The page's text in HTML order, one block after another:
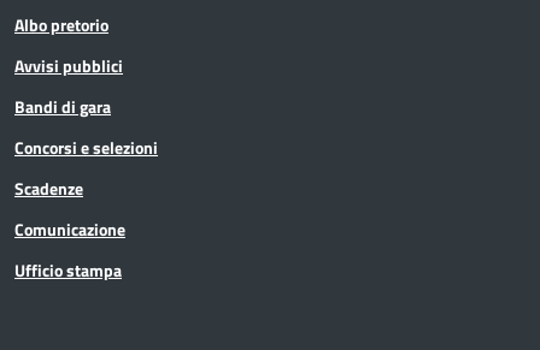
Albo pretorio
Avvisi pubblici
Bandi di gara
Concorsi e selezioni
Scadenze
Comunicazione
Ufficio stampa